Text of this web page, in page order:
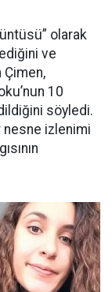
olarak
ve
10
söyledi.
nesne izlenimi